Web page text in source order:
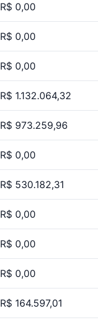
R$ 0,00
R$ 0,00
R$ 0,00
R$ 1.132.064,32
R$ 973.259,96
R$ 0,00
R$ 530.182,31
R$ 0,00
R$ 0,00
R$ 0,00
R$ 164.597,01